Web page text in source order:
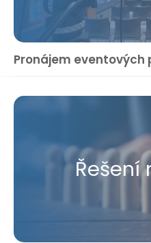
Pronájem eventových
Řešení